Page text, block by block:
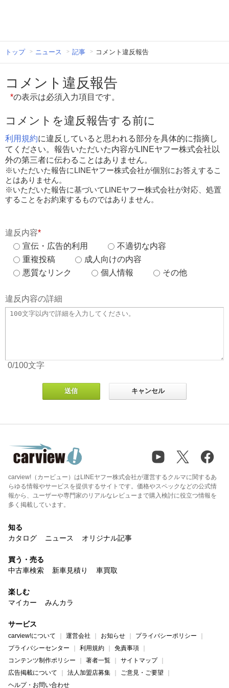
トップ ニュース 記事 コメント違反報告
コメント違反報告
*の表示は必須入力項目です。
コメントを違反報告する前に
利用規約に違反していると思われる部分を具体的に指摘し
てください。報告いただいた内容がLINEヤフー株式会社以
外の第三者に伝わることはありません。
※いただいた報告にLINEヤフー株式会社が個別にお答えするこ
とはありません。
※いただいた報告に基づいてLINEヤフー株式会社が対応、処置
することをお約束するものではありません。
違反内容*
宣伝・広告的利用
不適切な内容
重複投稿
成人向けの内容
悪質なリンク
個人情報 その他
違反内容の詳細
0/100文字
carview!（カービュー）はLINEヤフー株式会社が運営するクルマに関するあ
らゆる情報やサービスを提供するサイトです。価格やスペックなどの公式情
報から、ユーザーや専門家のリアルなレビューまで購入検討に役立つ情報を
多く掲載しています。
知る
カタログ
ニュース オリジナル記事
買う・売る
中古車検索
新車見積り 車買取
楽しむ
マイカー
みんカラ
サービス
carview!について 運営会社 お知らせ
プライバシーポリシー
プライバシーセンター
利用規約
免責事項
コンテンツ制作ポリシー
著者一覧
サイトマップ
広告掲載について
法人加盟店募集
ご意見・ご要望
ヘルプ・お問い合わせ